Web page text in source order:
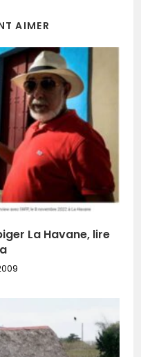
AIMER
La Havane, lire